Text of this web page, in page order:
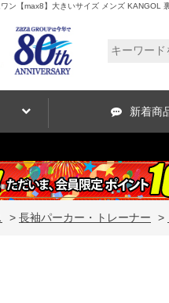
ン【max8】大きいサイズ メンズ
新着商
> 長袖パーカー・トレーナー >